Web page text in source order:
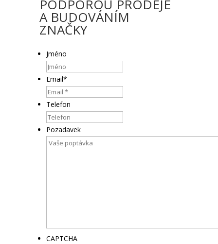
PODPOROU PRODEJE
A BUDOVÁNÍM
ZNAČKY
Jméno
Email*
Telefon
Pozadavek
CAPTCHA